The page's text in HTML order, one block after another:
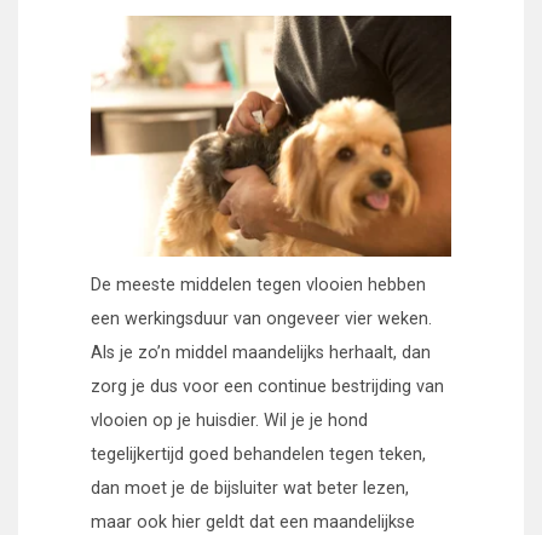
De meeste middelen tegen vlooien hebben
een werkingsduur van ongeveer vier weken.
Als je zo’n middel maandelijks herhaalt, dan
zorg je dus voor een continue bestrijding van
vlooien op je huisdier. Wil je je hond
tegelijkertijd goed behandelen tegen teken,
dan moet je de bijsluiter wat beter lezen,
maar ook hier geldt dat een maandelijkse